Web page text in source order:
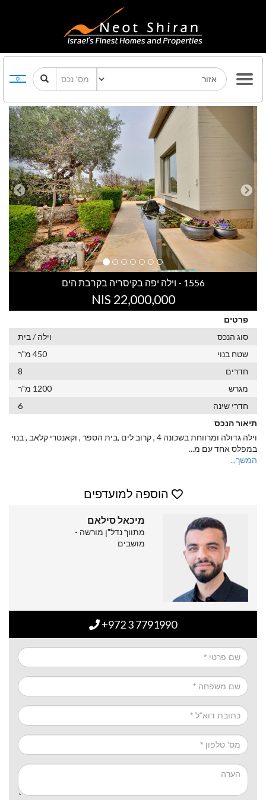
Previous Next
1556 - וילה יפה בקיסריה בקרבת הים
22,000,000 NIS
פרטים
סוג הנכס
וילה / בית
שטח בנוי
450 מ"ר
חדרים
8
מגרש
1200 מ"ר
חדרי שינה
6
תיאור הנכס
וילה גדולה ומרווחת בשכונה 4 , קרוב לים ,בית הספר , וקאנטרי קלאב , בנוי
במפלס אחד עם מ...
המשך...
הוספה למועדפים
מיכאל סילאם
מתווך נדל"ן מורשה -
מושבים
+972 3 7791990